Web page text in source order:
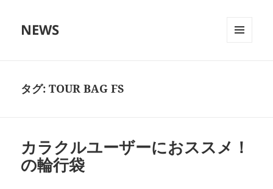
NEWS
タグ:TOUR BAG FS
カラクルユーザーにおススメ！
の輪行袋